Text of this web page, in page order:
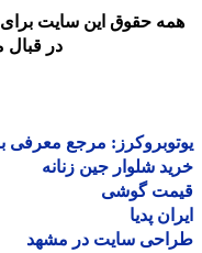
حقوق این سایت برای
در قبال
مرجع معرفی
شلوار جین زنانه
گوشی
پدیا
سایت در مشهد